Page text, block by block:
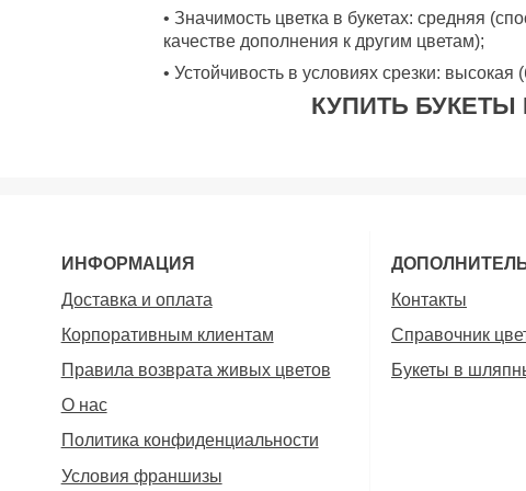
• Значимость цветка в букетах: средняя
качестве дополнения к другим цветам);
• Устойчивость в условиях срезки: высокая
КУПИТЬ
ИНФОРМАЦИЯ
Доставка и оплата
Корпоративным клиентам
Правила возврата живых цветов
О нас
Политика конфиденциальности
Условия франшизы
Контакты
Справочник
Букеты в